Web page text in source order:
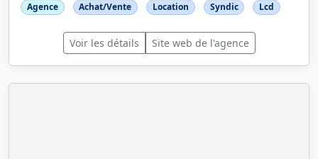
Agence Achat/Vente Location Syndic Lcd
Voir les détails Site web de l'agence